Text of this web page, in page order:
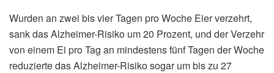
Wurden an zwei bis vier Tagen pro Woche Eier verzehrt,
sank das Alzheimer-Risiko um 20 Prozent, und der Verzehr
von einem Ei pro Tag an mindestens fünf Tagen der Woche
reduzierte das Alzheimer-Risiko sogar um bis zu 27